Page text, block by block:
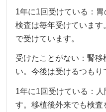
1年に1回受けている：
検査は毎年受けていま
で受けています。
受けたことがない：腎
い。今後は受けるつもり
1年に1回受けている：
す。移植後外来でも検査